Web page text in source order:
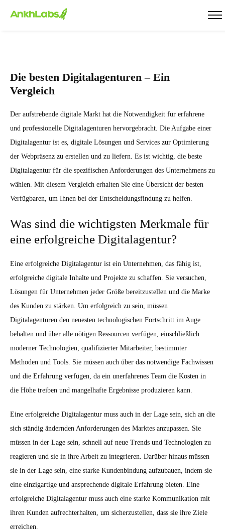
Die besten Digitalagenturen – Ein
Vergleich
Der aufstrebende digitale Markt hat die Notwendigkeit für erfahrene
und professionelle Digitalagenturen hervorgebracht. Die Aufgabe einer
Digitalagentur ist es, digitale Lösungen und Services zur Optimierung
der Webpräsenz zu erstellen und zu liefern. Es ist wichtig, die beste
Digitalagentur für die spezifischen Anforderungen des Unternehmens zu
wählen. Mit diesem Vergleich erhalten Sie eine Übersicht der besten
Verfügbaren, um Ihnen bei der Entscheidungsfindung zu helfen.
Was sind die wichtigsten Merkmale für
eine erfolgreiche Digitalagentur?
Eine erfolgreiche Digitalagentur ist ein Unternehmen, das fähig ist,
erfolgreiche digitale Inhalte und Projekte zu schaffen. Sie versuchen,
Lösungen für Unternehmen jeder Größe bereitzustellen und die Marke
des Kunden zu stärken. Um erfolgreich zu sein, müssen
Digitalagenturen den neuesten technologischen Fortschritt im Auge
behalten und über alle nötigen Ressourcen verfügen, einschließlich
moderner Technologien, qualifizierter Mitarbeiter, bestimmter
Methoden und Tools. Sie müssen auch über das notwendige Fachwissen
und die Erfahrung verfügen, da ein unerfahrenes Team die Kosten in
die Höhe treiben und mangelhafte Ergebnisse produzieren kann.
Eine erfolgreiche Digitalagentur muss auch in der Lage sein, sich an die
sich ständig ändernden Anforderungen des Marktes anzupassen. Sie
müssen in der Lage sein, schnell auf neue Trends und Technologien zu
reagieren und sie in ihre Arbeit zu integrieren. Darüber hinaus müssen
sie in der Lage sein, eine starke Kundenbindung aufzubauen, indem sie
eine einzigartige und ansprechende digitale Erfahrung bieten. Eine
erfolgreiche Digitalagentur muss auch eine starke Kommunikation mit
ihren Kunden aufrechterhalten, um sicherzustellen, dass sie ihre Ziele
erreichen.